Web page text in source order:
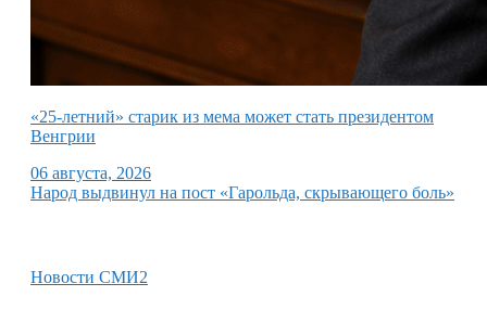
«25-летний» старик из мема может стать президентом
Венгрии
06 августа, 2026
Народ выдвинул на пост «Гарольда, скрывающего боль»
Новости СМИ2